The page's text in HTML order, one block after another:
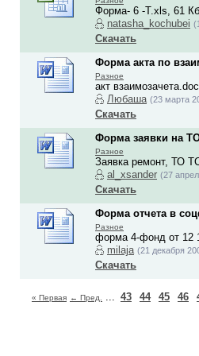
Форма- 6 -Т.xls, 61
natasha_kochubei
Скачать
Форма акта по
Разное
акт
Любаша (23 марта
Скачать
Форма заявки на
Разное
Заявка ремонт, ТО
al_xsander (27
Скачать
Форма отчета в
Разное
форма 4-фонд от 12
milaja (21 декабря
Скачать
« Первая ← Пред. 43 44 45 46